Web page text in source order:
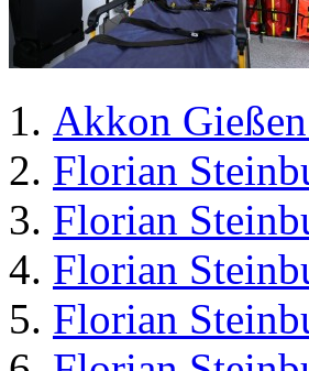
Akkon
Florian
Florian
Florian
Florian